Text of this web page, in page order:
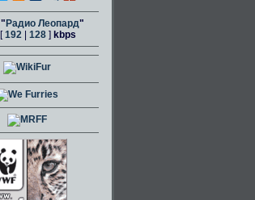
" Радио Леопард"
[192 128 ] kbps